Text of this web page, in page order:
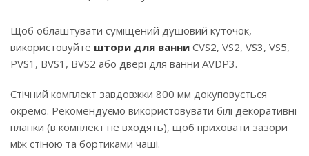
Щоб облаштувати суміщений душовий куточок,
використовуйте штори для ванни CVS2, VS2, VS3, VS5,
PVS1, BVS1, BVS2 або двері для ванни AVDP3.
Стічний комплект завдовжки 800 мм докуповується
окремо. Рекомендуємо використовувати білі декоративні
планки (в комплект не входять), щоб приховати зазори
між стіною та бортиками чаші.